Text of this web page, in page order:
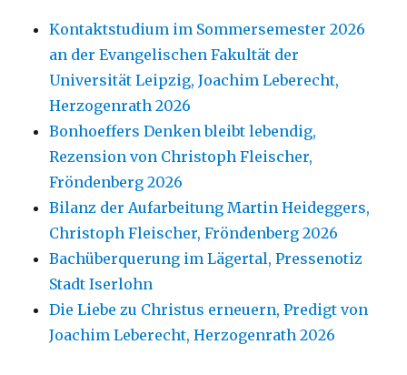
Kontaktstudium im Sommersemester 2026
an der Evangelischen Fakultät der
Universität Leipzig, Joachim Leberecht,
Herzogenrath 2026
Bonhoeffers Denken bleibt lebendig,
Rezension von Christoph Fleischer,
Fröndenberg 2026
Bilanz der Aufarbeitung Martin Heideggers,
Christoph Fleischer, Fröndenberg 2026
Bachüberquerung im Lägertal, Pressenotiz
Stadt Iserlohn
Die Liebe zu Christus erneuern, Predigt von
Joachim Leberecht, Herzogenrath 2026